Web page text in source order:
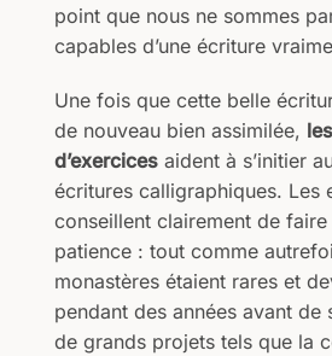
point que nous ne sommes
capables d’une écriture
Une fois que cette belle
de nouveau bien assimilée,
d’exercices aident à s’initier
écritures calligraphiques. Les
conseillent clairement de
patience : tout comme
monastères étaient rares et
pendant des années avant de
de grands projets tels que la